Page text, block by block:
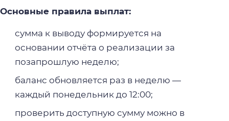
Основные правила выплат:
сумма к выводу формируется на
основании отчёта о реализации за
позапрошлую неделю;
баланс обновляется раз в неделю —
каждый понедельник до 12:00;
проверить доступную сумму можно в